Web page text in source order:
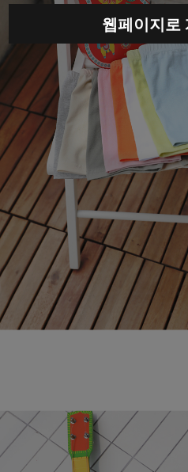
웹페이지로